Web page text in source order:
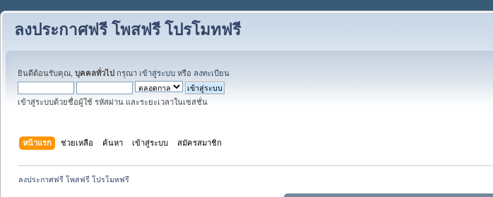
ลงประกาศฟรี โพสฟรี โปรโมทฟรี
ยินดีต้อนรับคุณ, บุคคลทั่วไป กรุณา เข้าสู่ระบบ หรือ ลงทะเบียน
เข้าสู่ระบบด้วยชื่อผู้ใช้ รหัสผ่าน และระยะเวลาในเซสชั่น
หน้าแรก ช่วยเหลือ ค้นหา เข้าสู่ระบบ สมัครสมาชิก
ลงประกาศฟรี โพสฟรี โปรโมทฟรี